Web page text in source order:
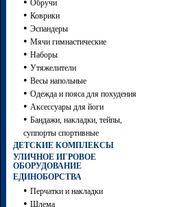
Обручи
• Коврики
• Эспандеры
• Мячи гимнастические
• Наборы
• Утяжелители
• Весы напольные
• Одежда и пояса для похудения
• Аксессуары для йоги
• Бандажи, накладки, тейпы,
суппорты спортивные
ДЕТСКИЕ КОМПЛЕКСЫ
УЛИЧНОЕ ИГРОВОЕ
ОБОРУДОВАНИЕ
ЕДИНОБОРСТВА
• Перчатки и накладки
• Шлема